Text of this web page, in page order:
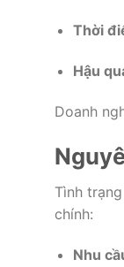
Thời
Hậu
Doanh
Tình
chính:
Nhu